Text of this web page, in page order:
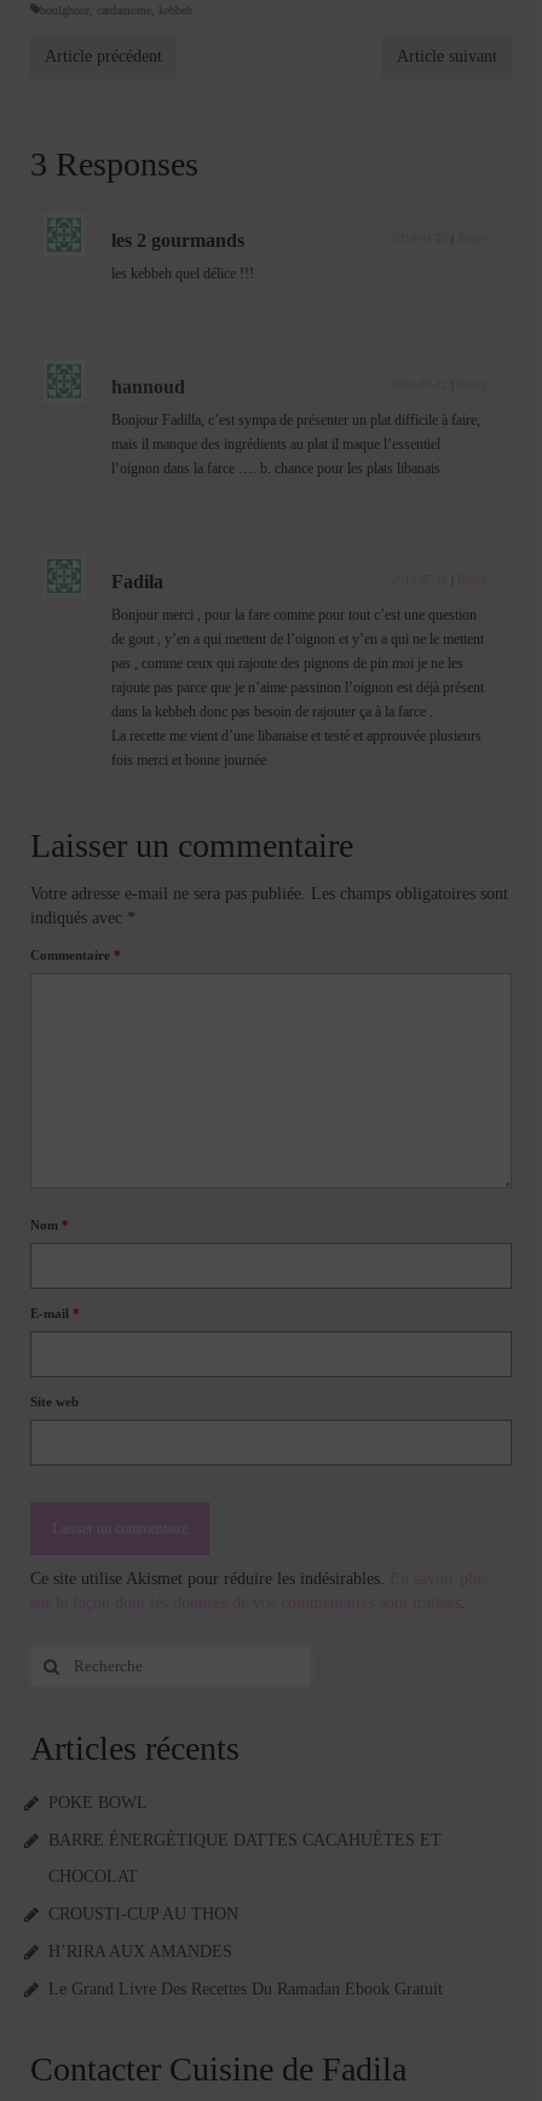
boulghour cardamome kebbeh
Article précédent Article suivant
3 Responses
les 2 gourmands
les kebbeh quel délice !!!
hannoud
Bonjour Fadilla, c’est sympa de présenter un plat difficile à faire,
mais il manque des ingrédients au plat il maque l’essentiel
l’oignon dans la farce …. b. chance pour les plats libanais
Fadila
Bonjour merci , pour la fare comme pour tout c’est une question
de gout , y’en a qui mettent de l’oignon et y’en a qui ne le mettent
pas , comme ceux qui rajoute des pignons de pin moi je ne les
rajoute pas parce que je n’aime passinon l’oignon est déjà présent
dans la kebbeh donc pas besoin de rajouter ça à la farce .
La recette me vient d’une libanaise et testé et approuvée plusieurs
fois merci et bonne journée
Laisser un commentaire
Votre adresse e-mail ne sera pas publiée.
Les champs obligatoires sont
indiqués avec *
Commentaire *
Nom *
E-mail *
Site web
Ce site utilise Akismet pour réduire les indésirables.
Rechercher
Articles récents
POKE BOWL
BARRE ÉNERGÉTIQUE DATTES CACAHUÈTES ET
CHOCOLAT
CROUSTI-CUP AU THON
H’RIRA AUX AMANDES
Le Grand Livre Des Recettes Du Ramadan Ebook Gratuit
Contacter Cuisine de Fadila